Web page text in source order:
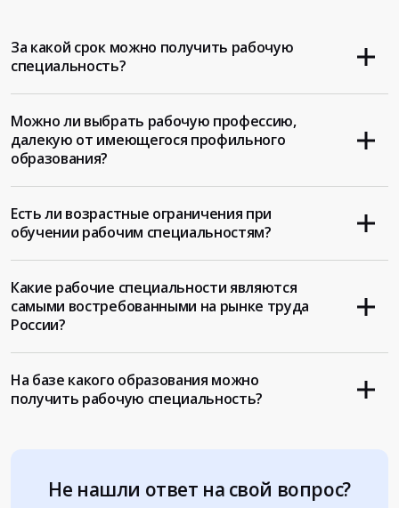
Не нашли ответ на свой вопрос?
За какой срок можно получить рабочую
специальность?
Можно ли выбрать рабочую профессию,
далекую от имеющегося профильного
образования?
Есть ли возрастные ограничения при
обучении рабочим специальностям?
Какие рабочие специальности являются
самыми востребованными на рынке труда
России?
На базе какого образования можно
получить рабочую специальность?